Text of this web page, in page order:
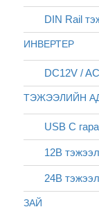
DIN Rail
ИНВЕРТЕР
DC12V /
ТЭЖЭЭЛИЙН
USB C
12В
24В
ЗАЙ